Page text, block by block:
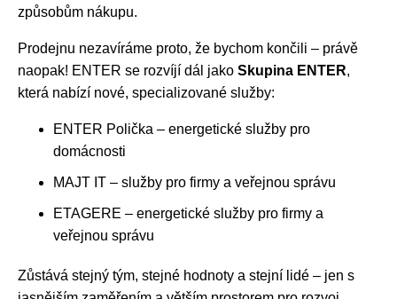
způsobům nákupu.
Prodejnu nezavíráme proto, že bychom končili – právě
naopak! ENTER se rozvíjí dál jako Skupina ENTER,
která nabízí nové, specializované služby:
ENTER Polička – energetické služby pro
domácnosti
MAJT IT – služby pro firmy a veřejnou správu
ETAGERE – energetické služby pro firmy a
veřejnou správu
Zůstává stejný tým, stejné hodnoty a stejní lidé – jen s